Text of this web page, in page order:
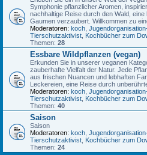
Symphonie pflanzlicher Aromen,
nachhaltige Reise durch den Wald,
Gaumen verzaubert. Willkommen zu
Moderatoren: koch
Tierschutzaktivist Kochbücher zum
Themen: 28
Essbare Wildpflanzen (vegan)
Erkunden Sie in unserer veganen
zauberhafte Vielfalt der Natur. Jede
aus frischen Nuancen und lebhaften
Leckereien, eine Reise durch
Moderatoren: koch
Tierschutzaktivist Kochbücher zum
Themen: 40
Saison
Saison
Moderatoren: koch
Tierschutzaktivist Kochbücher zum
Themen: 24